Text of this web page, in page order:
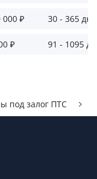
000 ₽ 30 - 365
₽ 91 - 1095
под залог ПТС